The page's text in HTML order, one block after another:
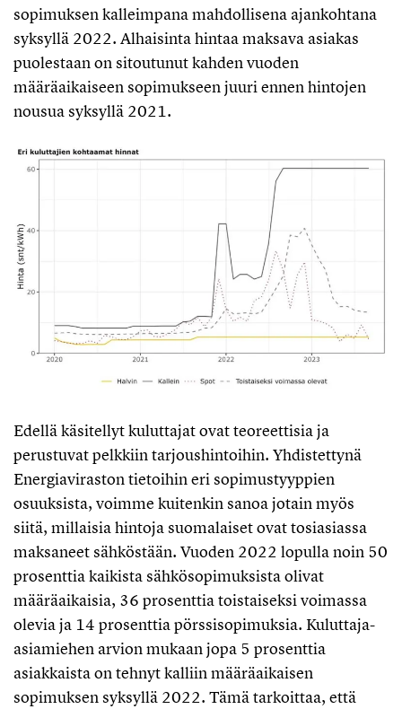
sopimuksen kalleimpana mahdollisena ajankohtana
syksyllä 2022. Alhaisinta hintaa maksava asiakas
puolestaan on sitoutunut kahden vuoden
määräaikaiseen sopimukseen juuri ennen hintojen
nousua syksyllä 2021.
Edellä käsitellyt kuluttajat ovat teoreettisia ja
perustuvat pelkkiin tarjoushintoihin. Yhdistettynä
Energiaviraston tietoihin eri sopimustyyppien
osuuksista, voimme kuitenkin sanoa jotain myös
siitä, millaisia hintoja suomalaiset ovat tosiasiassa
maksaneet sähköstään. Vuoden 2022 lopulla noin 50
prosenttia kaikista sähkösopimuksista olivat
määräaikaisia, 36 prosenttia toistaiseksi voimassa
olevia ja 14 prosenttia pörssisopimuksia. Kuluttaja-
asiamiehen arvion mukaan jopa 5 prosenttia
asiakkaista on tehnyt kalliin määräaikaisen
sopimuksen syksyllä 2022. Tämä tarkoittaa, että